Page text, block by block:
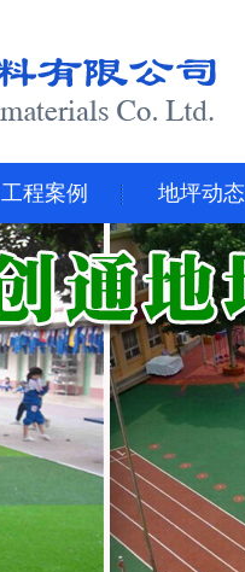
工程案例 地坪动态